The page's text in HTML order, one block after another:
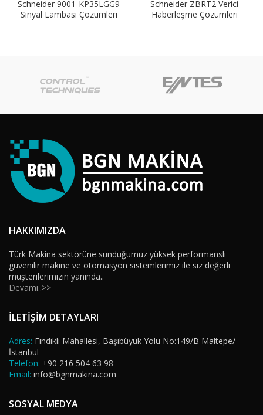
Schneider 9001-KP35LGG9
Sinyal Lambası Çözümleri
Schneider ZBRT2 Verici
Haberleşme Çözümleri
HAKKIMIZDA
Türk Makina sektörüne sunduğumuz yüksek performanslı
güvenilir makine ve otomasyon sistemlerimiz ile siz değerli
müşterilerimizin yanında..
Devamı..>>
İLETİŞİM DETAYLARI
Adres: Fındıklı Mahallesi, Başıbüyük Yolu No:149/B Maltepe/
İstanbul
Telefon: +90 216 504 63 98
Email: info@bgnmakina.com
SOSYAL MEDYA